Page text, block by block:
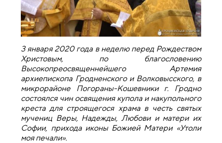
3 января 2020 года в неделю перед Рождеством
Христовым, по благословению
Высокопреосвященнейшего Артемия
архиепископа Гродненского и Волковысского, в
микрорайоне Погораны-Кошевники г. Гродно
состоялся чин освящения купола и накупольного
креста для строящегося храма в честь святых
мучениц Веры, Надежды, Любови и матери их
Софии, прихода иконы Божией Матери «Утоли
моя печали».